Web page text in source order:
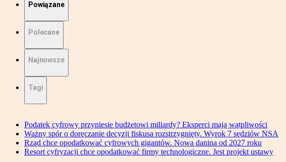
Powiązane
Polecane
Najnowsze
Tagi
Podatek cyfrowy przyniesie budżetowi miliardy? Eksperci mają wątpliwości
Ważny spór o doręczanie decyzji fiskusa rozstrzygnięty. Wyrok 7 sędziów NSA
Rząd chce opodatkować cyfrowych gigantów. Nowa danina od 2027 roku
Resort cyfryzacji chce opodatkować firmy technologiczne. Jest projekt ustawy